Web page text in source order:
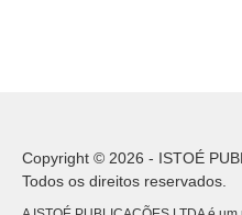
Copyright © 2026 - ISTOÉ
Todos os direitos reservados.